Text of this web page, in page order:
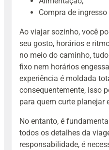
Compra de
Ao viajar sozinho, você
seu gosto, horários e
no meio do caminho,
fixo nem horários
experiência é moldada
consequentemente, isso
para quem curte planejar
No entanto, é
todos os detalhes da
responsabilidade, é